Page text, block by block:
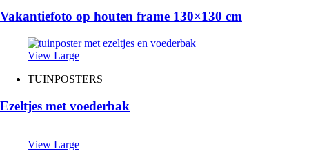
Vakantiefoto op houten frame 130×130 cm
View Large
TUINPOSTERS
Ezeltjes met voederbak
View Large